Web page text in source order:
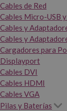
Cables de Red
Cables Micro-USB
Cables y
Cables y
Cargadores para
Displayport
Cables DVI
Cables HDMI
Cables VGA
Pilas y Baterías